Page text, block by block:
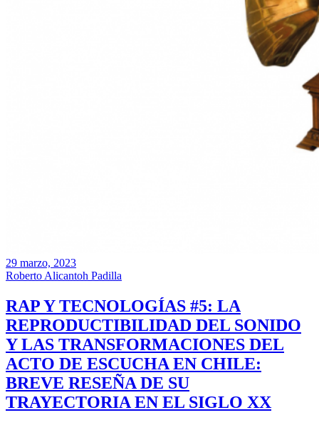
29 marzo, 2023
Roberto Alicantoh Padilla
RAP Y TECNOLOGÍAS #5: LA
REPRODUCTIBILIDAD DEL SONIDO
Y LAS TRANSFORMACIONES DEL
ACTO DE ESCUCHA EN CHILE:
BREVE RESEÑA DE SU
TRAYECTORIA EN EL SIGLO XX